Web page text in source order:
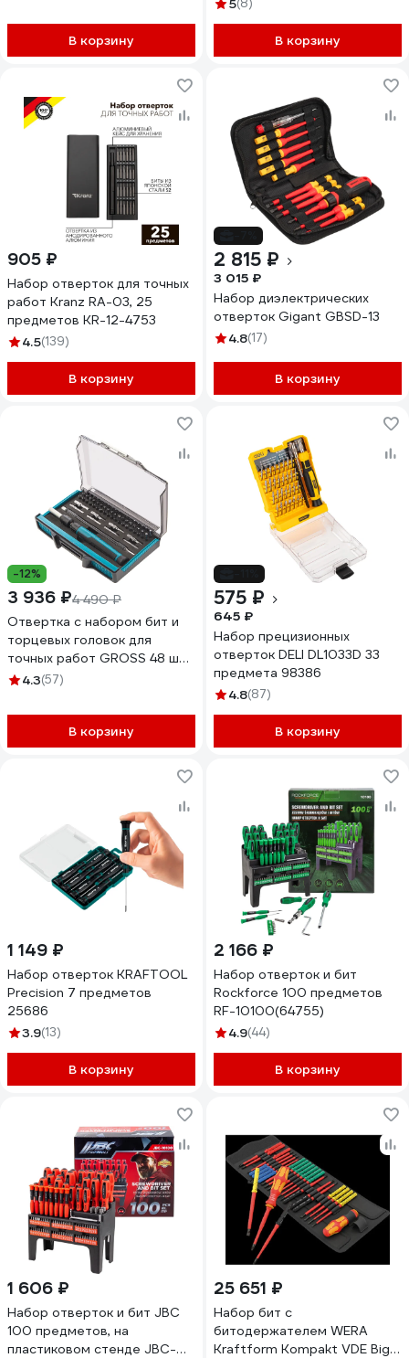
В корзину
5(8)
В корзину
905 ₽
Набор отверток для точных
работ Kranz RA-03, 25
предметов KR-12-4753
4.5(139)
В корзину
2 815 ₽
3 015 ₽
Набор диэлектрических
отверток Gigant GBSD-13
4.8(17)
В корзину
-12%
3 936 ₽4 490 ₽
Отвертка с набором бит и
торцевых головок для
точных работ GROSS 48 шт.,
гибкий провод, CrMo 11599
4.3(57)
В корзину
575 ₽
645 ₽
Набор прецизионных
отверток DELI DL1033D 33
предмета 98386
4.8(87)
В корзину
1 149 ₽
Набор отверток KRAFTOOL
Precision 7 предметов
25686
3.9(13)
В корзину
2 166 ₽
Набор отверток и бит
Rockforce 100 предметов
RF-10100(64755)
4.9(44)
В корзину
1 606 ₽
Набор отверток и бит JBC
100 предметов, на
пластиковом стенде JBC-
25 651 ₽
Набор бит с
битодержателем WERA
Kraftform Kompakt VDE Big